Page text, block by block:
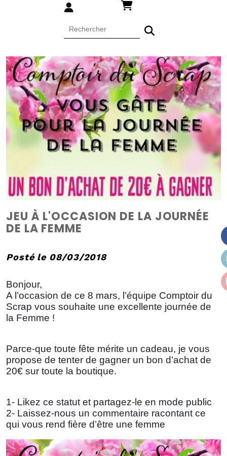
JEU À L'OCCASION DE LA JOURNÉE
DE LA FEMME
Posté le 08/03/2018
Bonjour,
A l’occasion de ce 8 mars, l’équipe Comptoir du
Scrap vous souhaite une excellente journée de
la Femme !
Parce-que toute fête mérite un cadeau, je vous
propose de tenter de gagner un bon d’achat de
20€ sur toute la boutique.
1- Likez ce statut et partagez-le en mode public
2- Laissez-nous un commentaire racontant ce
qui vous rend fière d’être une femme